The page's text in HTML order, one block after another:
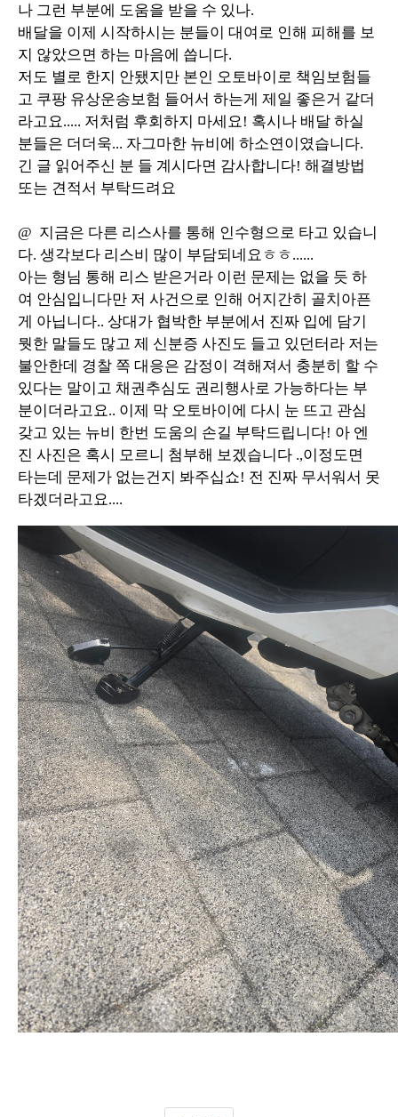
나 그런 부분에 도움을 받을 수 있나.
배달을 이제 시작하시는 분들이 대여로 인해 피해를 보
지 않았으면 하는 마음에 씁니다.
저도 별로 한지 안됐지만 본인 오토바이로 책임보험들
고 쿠팡 유상운송보험 들어서 하는게 제일 좋은거 같더
라고요..... 저처럼 후회하지 마세요! 혹시나 배달 하실
분들은 더더욱... 자그마한 뉴비에 하소연이였습니다.
긴 글 읽어주신 분 들 계시다면 감사합니다! 해결방법
또는 견적서 부탁드려요
@ 지금은 다른 리스사를 통해 인수형으로 타고 있습니
다. 생각보다 리스비 많이 부담되네요ㅎㅎ......
아는 형님 통해 리스 받은거라 이런 문제는 없을 듯 하
여 안심입니다만 저 사건으로 인해 어지간히 골치아픈
게 아닙니다.. 상대가 협박한 부분에서 진짜 입에 담기
뭣한 말들도 많고 제 신분증 사진도 들고 있던터라 저는
불안한데 경찰 쪽 대응은 감정이 격해져서 충분히 할 수
있다는 말이고 채권추심도 권리행사로 가능하다는 부
분이더라고요.. 이제 막 오토바이에 다시 눈 뜨고 관심
갖고 있는 뉴비 한번 도움의 손길 부탁드립니다! 아 엔
진 사진은 혹시 모르니 첨부해 보겠습니다 .,이정도면
타는데 문제가 없는건지 봐주십쇼! 전 진짜 무서워서 못
타겠더라고요....